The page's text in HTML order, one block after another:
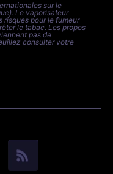
sur le
Le vaporisateur
risques pour le fumeur
le tabac. Les propos
pas de
consulter votre